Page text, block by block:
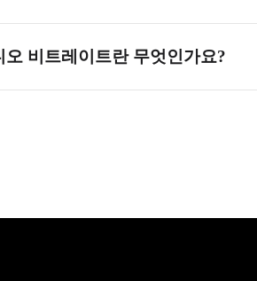
고음질의 원본을 사용하세요.
오 비트레이트란 무엇인가요?